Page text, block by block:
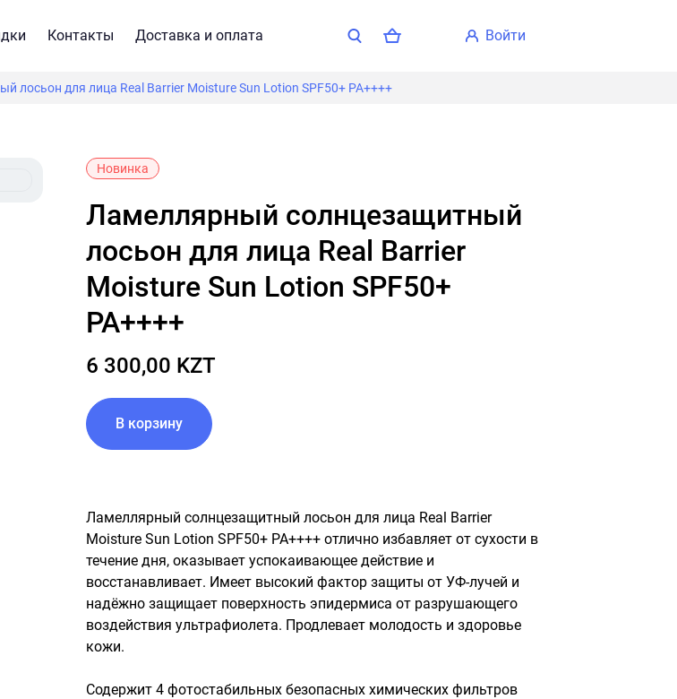
Контакты Доставка и оплата войти
лосьон для лица Real Barrier Moisture Sun Lotion SPF50+ PA++++
Новинка
Ламеллярный солнцезащитный
лосьон для лица Real Barrier
Moisture Sun Lotion SPF50+
PA++++
6 300,00 KZT
В корзину
Ламеллярный солнцезащитный лосьон для лица Real Barrier
Moisture Sun Lotion SPF50+ PA++++ отлично избавляет от сухости в
течение дня, оказывает успокаивающее действие и
восстанавливает. Имеет высокий фактор защиты от УФ-лучей и
надёжно защищает поверхность эпидермиса от разрушающего
воздействия ультрафиолета. Продлевает молодость и здоровье
кожи.
Содержит 4 фотостабильных безопасных химических фильтров